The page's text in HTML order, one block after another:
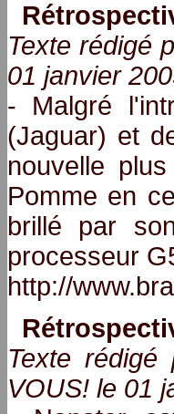
Texte rédigé
01 janvier
- Malgré
(Jaguar) et
nouvelle
Pomme en
brillé par
processeur
http://
Texte rédigé
VOUS! le 01